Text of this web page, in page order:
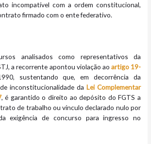
incompatível com a ordem constitucional,
firmado com o ente federativo.
analisados como representativos da
a recorrente apontou violação ao artigo 19-
sustentando que, em decorrência da
inconstitucionalidade da Lei Complementar
, é garantido o direito ao depósito do FGTS a
de trabalho ou vínculo declarado nulo por
exigência de concurso para ingresso no